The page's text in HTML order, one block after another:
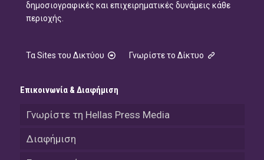
δημοσιογραφικές και επιχειρηματικές δυνάμεις κάθε
περιοχής.
Τα Sites του Δικτύου Γνωρίστε το Δίκτυο
Επικοινωνία & Διαφήμιση
Γνωρίστε τη Hellas Press Media
Διαφήμιση